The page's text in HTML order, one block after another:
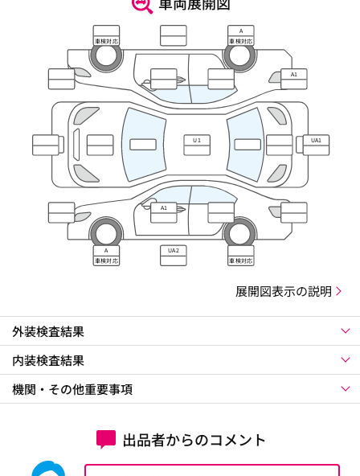
車検対応
A
車検対応
A1
U1 UA1
A1
A
車検対応
UA2
車検対応
展開図表示の説明
外装検査結果
内装検査結果
機関・その他重要事項
出品者からのコメント